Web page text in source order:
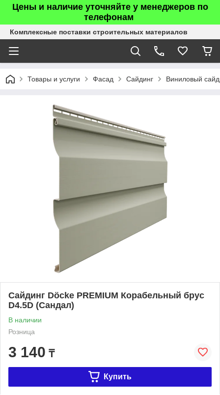
Цены и наличие уточняйте у менеджеров по
телефонам
Комплексные поставки строительных материалов
Товары и услуги Фасад Сайдинг Виниловый
Сайдинг Döcke PREMIUM Корабельный брус
D4.5D (Сандал)
В наличии
Розница
3 140 ₸
Купить